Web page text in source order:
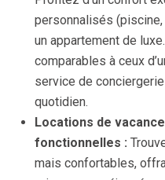
personnalisés
un appartement de
comparables à ceux
service de
quotidien.
Locations de
fonctionnelles :
mais confortables,